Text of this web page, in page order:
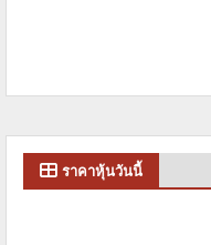
ราคาหุ้นวันนี้